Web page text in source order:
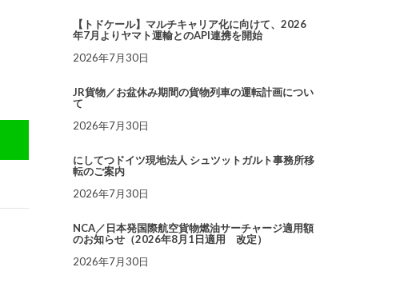
【トドケール】マルチキャリア化に向けて、2026
年7月よりヤマト運輸とのAPI連携を開始
2026年7月30日
JR貨物／お盆休み期間の貨物列車の運転計画につい
て
2026年7月30日
にしてつドイツ現地法人 シュツットガルト事務所移
転のご案内
2026年7月30日
NCA／日本発国際航空貨物燃油サーチャージ適用額
のお知らせ（2026年8月1日適用 改定）
2026年7月30日